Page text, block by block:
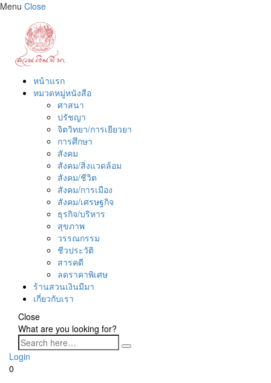
Menu Close
หน้าแรก
หมวดหมู่หนังสือ
ศาสนา
ปรัชญา
จิตวิทยา/การเยียวยา
การศึกษา
สังคม
สังคม/สิ่งแวดล้อม
สังคม/ชีวิต
สังคม/การเมือง
สังคม/เศรษฐกิจ
ธุรกิจ/บริหาร
สุขภาพ
วรรณกรรม
ชีวประวัติ
สารคดี
ลดราคาพิเศษ
ร้านสวนเงินมีมา
เกี่ยวกับเรา
Close
What are you looking for?
Login
0